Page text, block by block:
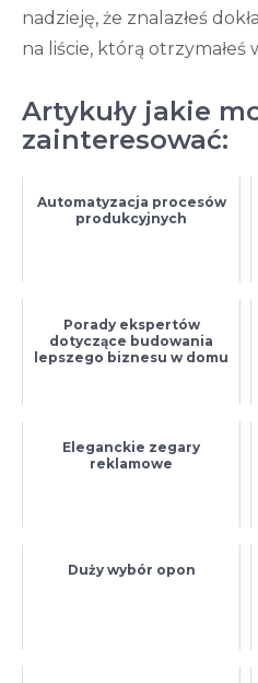
nadzieję, że znalazłeś
na liście, którą otrzymałeś
Artykuły jakie
zainteresować:
Automatyzacja procesów
produkcyjnych
Porady ekspertów
dotyczące budowania
lepszego biznesu w domu
Eleganckie zegary
reklamowe
Duży wybór opon